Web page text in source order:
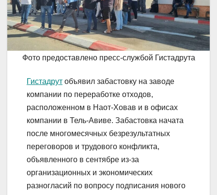
Фото предоставлено пресс-службой Гистадрута
Гистадрут объявил забастовку на заводе
компании по переработке отходов,
расположенном в Наот-Ховав и в офисах
компании в Тель-Авиве. Забастовка начата
после многомесячных безрезультатных
переговоров и трудового конфликта,
объявленного в сентябре из-за
организационных и экономических
разногласий по вопросу подписания нового